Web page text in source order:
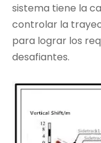
sistema tiene la
controlar la
para lograr los
desafiantes.